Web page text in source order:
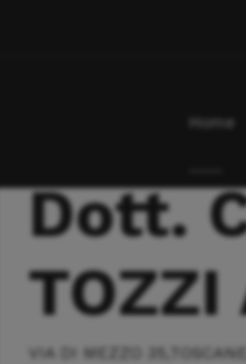
Home
Dott.
TOZZI
VIA DI MEZZO